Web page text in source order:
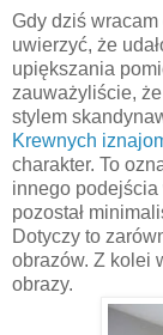
Gdy dziś
uwierzyć, że
upiększania
zauważyliście,
stylem
Krewnych
charakter. To
innego
pozostał
Dotyczy to
obrazów. Z kolei
obrazy.